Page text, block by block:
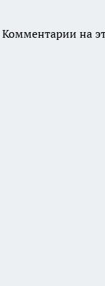
Комментарии на